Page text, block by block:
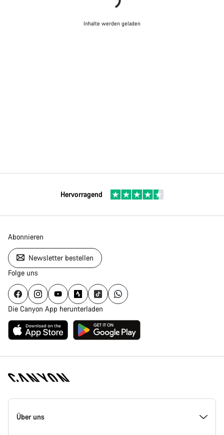
Inhalte werden geladen
Hervorragend
Abonnieren
Newsletter bestellen
Folge uns
Die Canyon App herunterladen
Canyon
Homepage
Über uns